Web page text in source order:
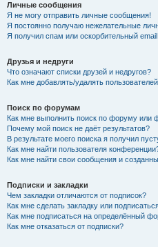
Личные сообщения
Я не могу отправить личные сообщения!
Я постоянно получаю нежелательные
Я получил спам или оскорбительный
Друзья и недруги
Что означают списки друзей и недругов?
Как мне добавлять/удалять
Поиск по форумам
Как мне выполнить поиск по форуму или
Почему мой поиск не даёт результатов?
В результате моего поиска я получил
Как мне найти пользователя
Как мне найти свои сообщения и
Подписки и закладки
Чем закладки отличаются от подписок?
Как мне сделать закладку или
Как мне подписаться на определённый
Как мне отказаться от подписки?